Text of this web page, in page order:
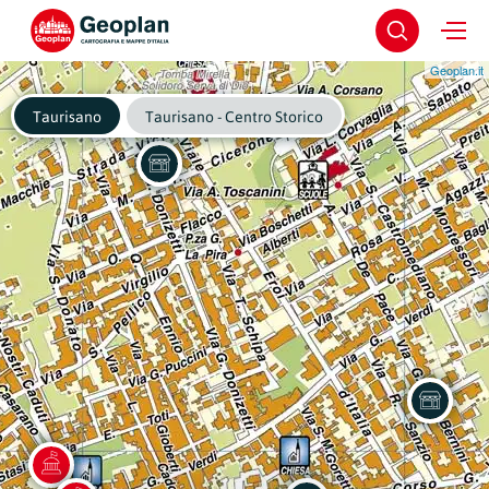
Geoplan.it
Taurisano Taurisano - Centro Storico